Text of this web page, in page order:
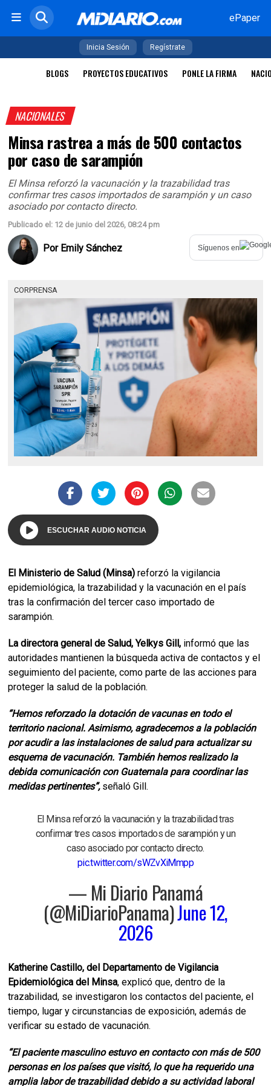
ePaper
Inicia Sesión Regístrate
BLOGS PROYECTOS EDUCATIVOS PONLE LA FIRMA
NACIONALES
Minsa rastrea a más de 500 contactos
por caso de sarampión
El Minsa reforzó la vacunación y la trazabilidad tras
confirmar tres casos importados de sarampión y un caso
asociado por contacto directo.
Publicado el: 12 de junio del 2026, 08:24 pm
Por Emily Sánchez Síguenos en
CORPRENSA
ESCUCHAR AUDIO NOTICIA
El Ministerio de Salud (Minsa) reforzó la vigilancia
epidemiológica, la trazabilidad y la vacunación en el país
tras la confirmación del tercer caso importado de
sarampión.
La directora general de Salud, Yelkys Gill, informó que las
autoridades mantienen la búsqueda activa de contactos y el
seguimiento del paciente, como parte de las acciones para
proteger la salud de la población.
“Hemos reforzado la dotación de vacunas en todo el
territorio nacional. Asimismo, agradecemos a la población
por acudir a las instalaciones de salud para actualizar su
esquema de vacunación. También hemos realizado la
debida comunicación con Guatemala para coordinar las
medidas pertinentes”,señaló Gill.
El Minsa reforzó la vacunación y la trazabilidad tras
confirmar tres casos importados de sarampión y un
caso asociado por contacto directo.
pic.twitter.com/sWZvXiMmpp
— Mi Diario Panamá
(@MiDiarioPanama)June 12,
2026
Katherine Castillo, del Departamento de Vigilancia
Epidemiológica del Minsa, explicó que, dentro de la
trazabilidad, se investigaron los contactos del paciente, el
tiempo, lugar y circunstancias de exposición, además de
verificar su estado de vacunación.
“El paciente masculino estuvo en contacto con más de 500
personas en los países que visitó, lo que ha requerido una
amplia labor de trazabilidad debido a su actividad laboral